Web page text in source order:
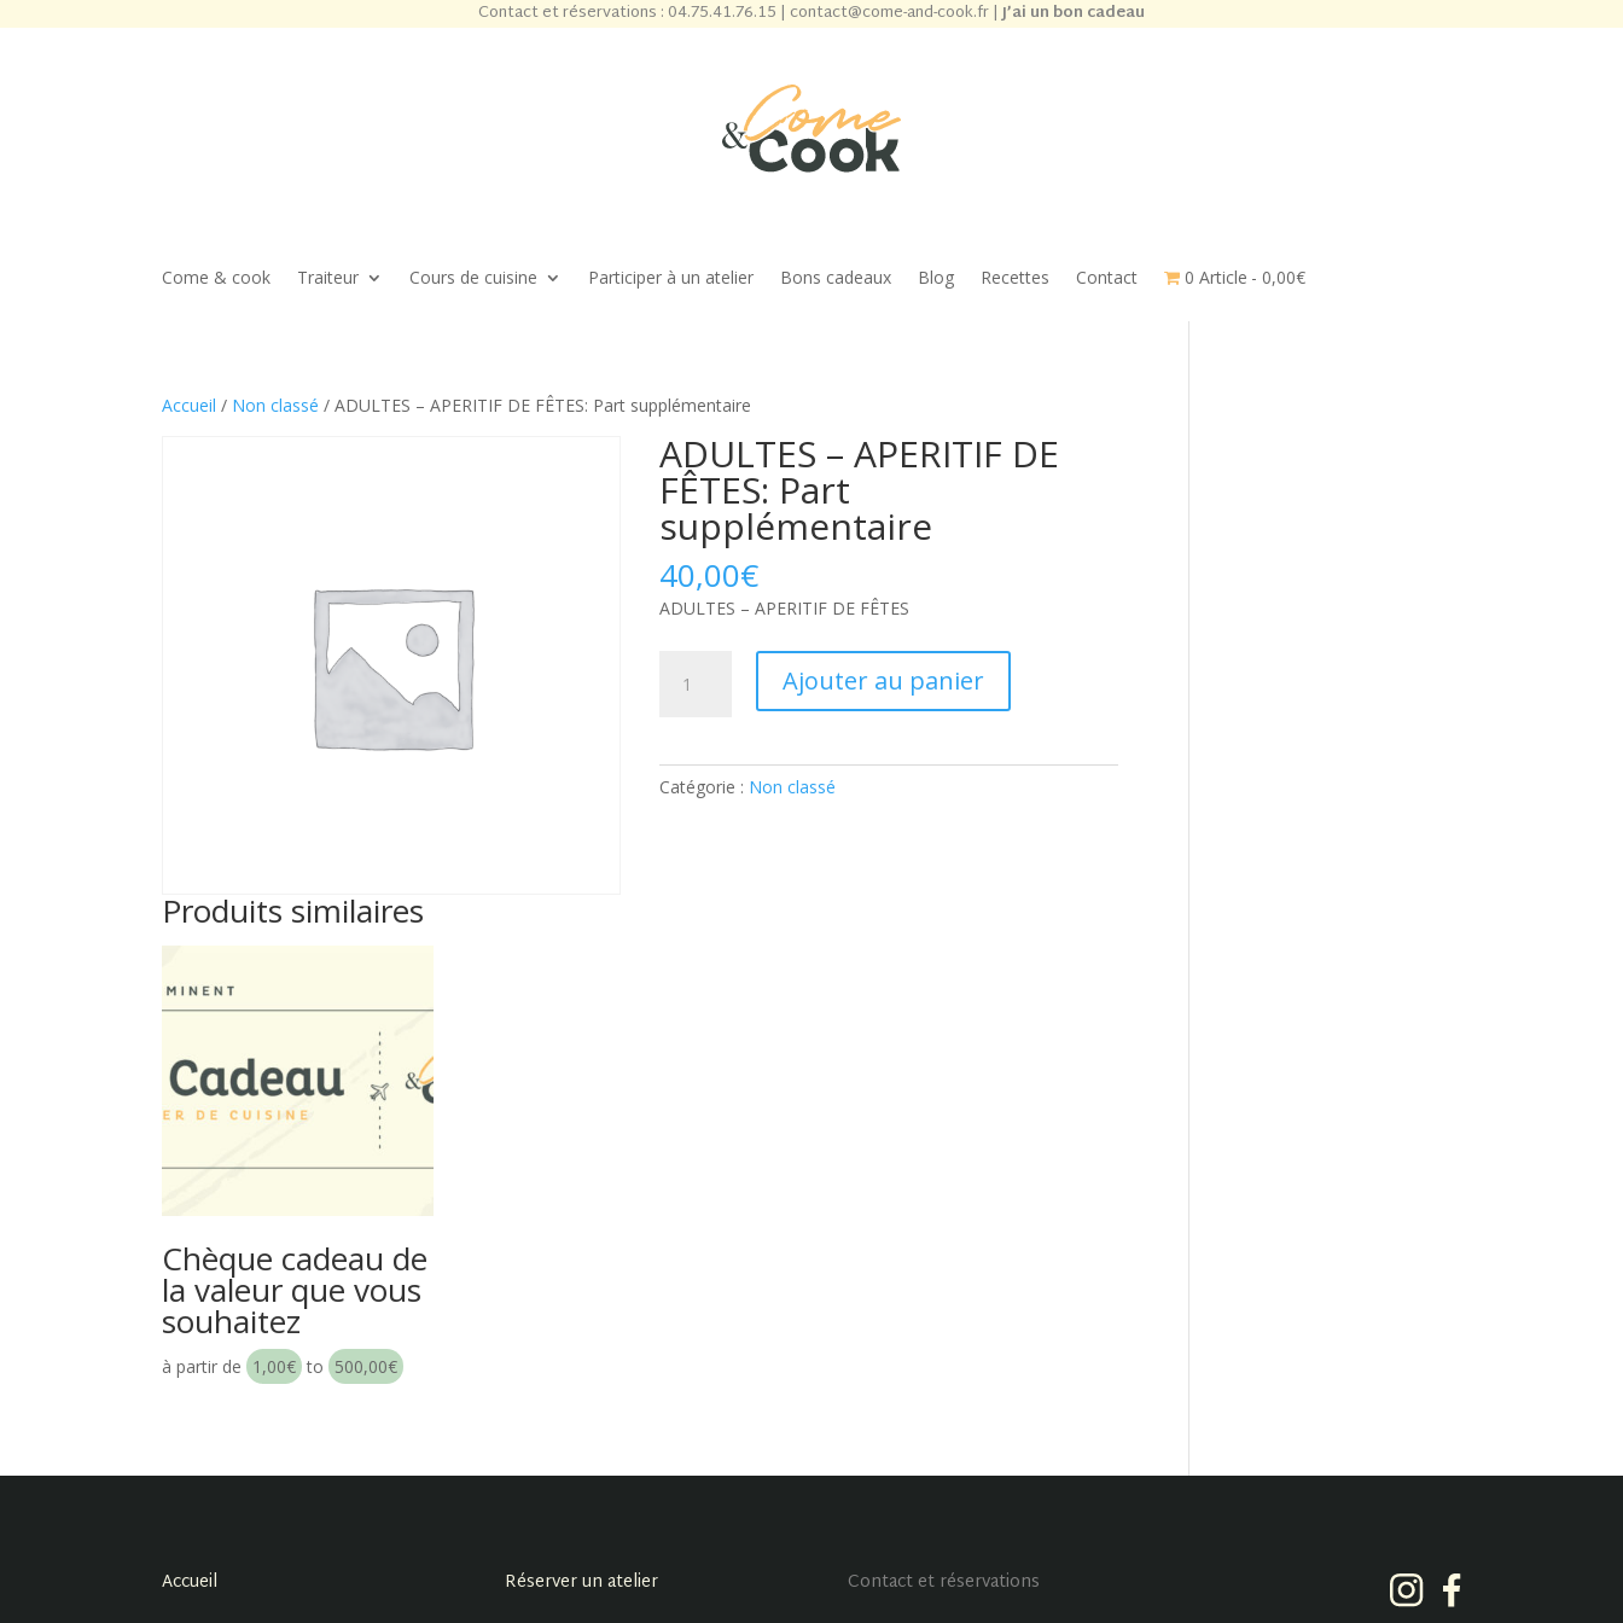
Contact et réservations : 04.75.41.76.15 | contact@come-and-cook.fr|J’ai un bon cadeau
Come & cook Traiteur Cours de cuisine Participer à un atelier Bons cadeaux Blog Recettes Contact 0 Article 0,00€
Accueil / Non classé / ADULTES – APERITIF DE FÊTES: Part supplémentaire
ADULTES – APERITIF DE
FÊTES: Part
supplémentaire
40,00€
ADULTES – APERITIF DE FÊTES
Ajouter au panier
Catégorie : Non classé
Produits similaires
Chèque cadeau de
la valeur que vous
souhaitez
à partir de 1,00€ to 500,00€
Accueil
Réserver un atelier
Contact et réservations